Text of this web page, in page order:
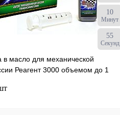
10
Минут
54
Секунд
в масло для механической
Реагент 3000 объемом до 1